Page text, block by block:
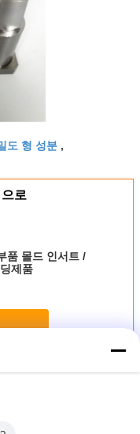
도 형 성분 ,
로
품 몰드 인서트 /
제품